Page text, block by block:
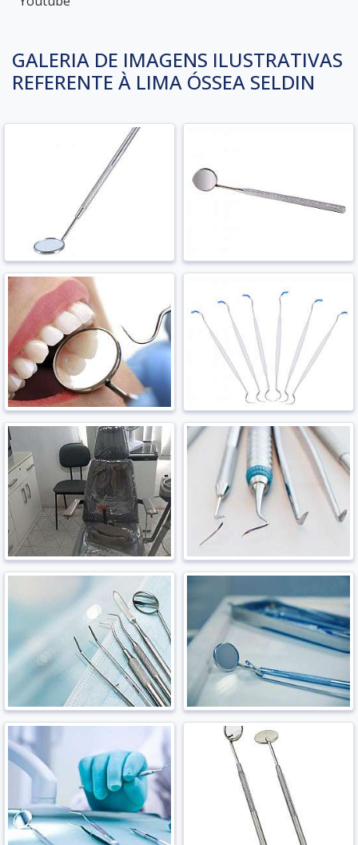
GALERIA DE IMAGENS ILUSTRATIVAS
REFERENTE À LIMA ÓSSEA SELDIN